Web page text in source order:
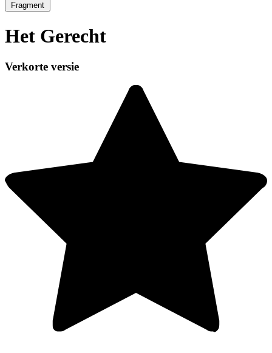
Fragment
Het Gerecht
Verkorte versie